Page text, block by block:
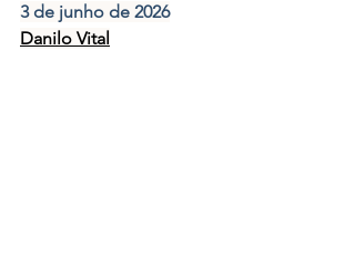
3 de junho de 2026
Danilo Vital